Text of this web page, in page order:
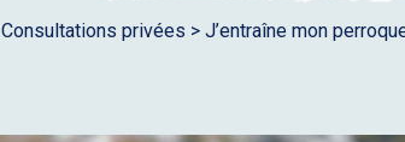
Consultations privées > J’entraîne mon